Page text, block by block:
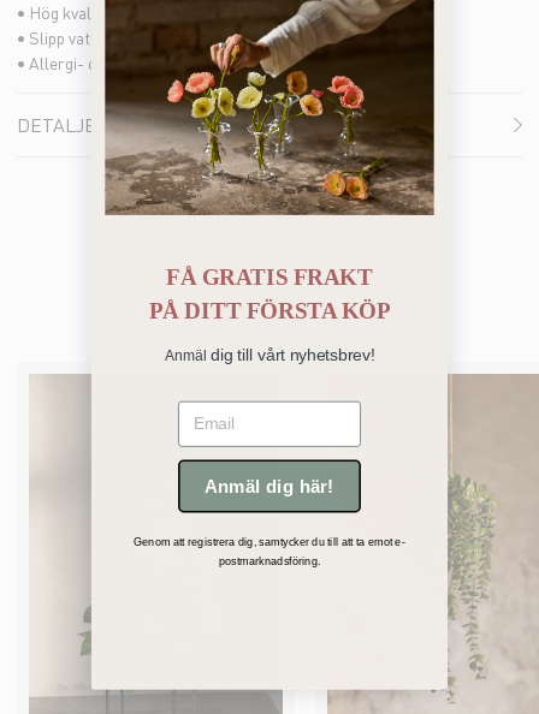
• Hög kvalité och naturtrogen till både färg och form
• Slipp vattning och underhåll
• Allergi- och doftfria alternativ
DETALJER
Bästsäljare
FÅ GRATIS FRAKT
PÅDITT FÖRSTA KÖP
Anmäl dig till vårt nyhetsbrev!
Email
Anmäl dig här!
Genom att registrera dig, samtycker du till att ta emot e-
postmarknadsföring.